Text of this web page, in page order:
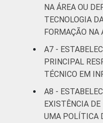
NA ÁREA OU
TECNOLOGIA
FORMAÇÃO NA
A7 -
PRINCIPAL
TÉCNICO EM
A8 -
EXISTÊNCIA DE
UMA POLÍTICA